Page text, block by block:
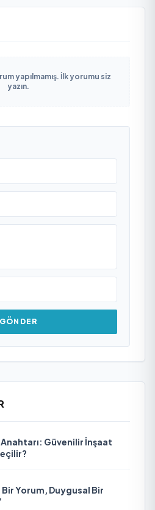
yapılmamış. İlk yorumu siz
yazın.
GÖNDER
Anahtarı: Güvenilir İnşaat
Yorum, Duygusal Bir